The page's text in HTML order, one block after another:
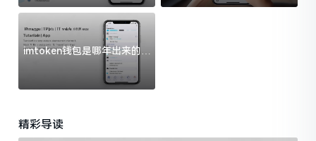
imtoken钱包是哪年出来的？
一文给你说清楚
精彩导读